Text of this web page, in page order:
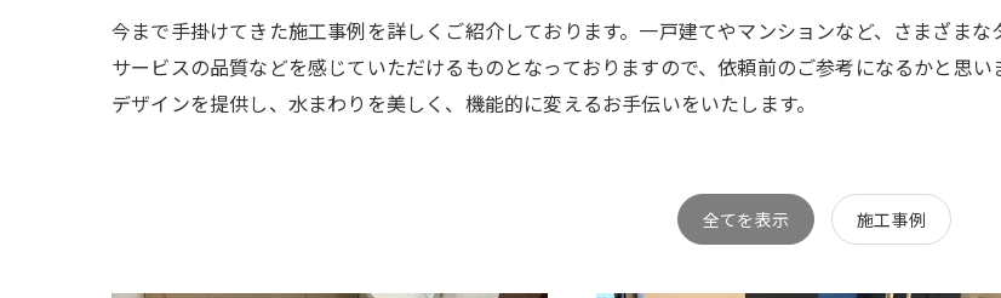
今まで手掛けてきた施工事例を詳しくご紹介しております。一戸建てやマンションなど、さまざま
サービスの品質などを感じていただけるものとなっておりますので、依頼前のご参考になるかと思
デザインを提供し、水まわりを美しく、機能的に変えるお手伝いをいたします。
全てを表示 施工事例